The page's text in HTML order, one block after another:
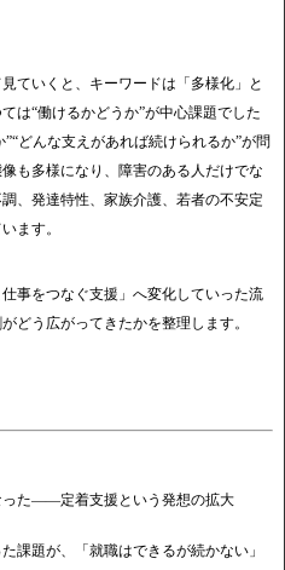
ていくと、キーワードは「多様化」と
は“働けるかどうか”が中心課題でした
どんな支えがあれば続けられるか”が問
も多様になり、障害のある人だけでな
、発達特性、家族介護、若者の不安定
ます。
事をつなぐ支援」へ変化していった流
どう広がってきたかを整理します。
った――定着支援という発想の拡大
課題が、「就職はできるが続かない」